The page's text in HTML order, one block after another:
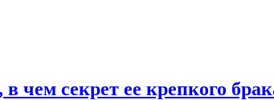
чем секрет ее крепкого